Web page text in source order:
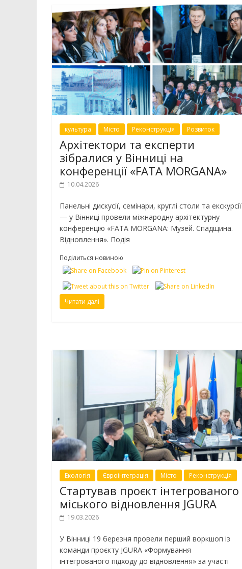
культура Місто Реконструкція Розвиток
Архітектори та експерти
зібралися у Вінниці на
конференції «FATA MORGANA»
10.04.2026
Панельні дискусії, семінари, круглі столи та екскурсії
— у Вінниці провели міжнародну архітектурну
конференцію «FATA MORGANA: Музей. Спадщина.
Відновлення». Подія
Поділиться новиною
Читати далі
Екологія Євроінтеграція Місто Реконструкція
Стартував проєкт інтегрованого
міського відновлення JGURA
19.03.2026
У Вінниці 19 березня провели перший воркшоп із
команди проєкту JGURA «Формування
інтегрованого підходу до відновлення» за участі